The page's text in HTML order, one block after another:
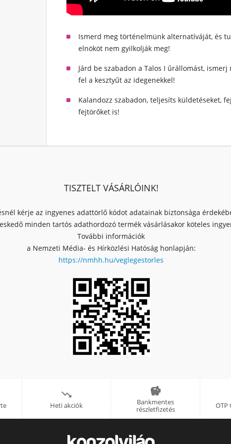
Ismerd meg történelmünk alternatíváját, és
elnököt nem gyilkolják meg!
Járd be szabadon a Talos I űrállomást,
fel a kesztyűt az idegenekkel!
Kalandozz szabadon, teljesíts küldetéseket,
fejtörőket is!
TISZTELT VÁSÁRLÓINK!
kérje az ingyenes adattörlő kódot adatainak biztonsága
minden tartós adathordozó termék vásárlásakor köteles
További információk
a Nemzeti Média- és Hírközlési Hatóság honlapján:
https://nmhh.hu/veglegestorles

Heti akciók

Bankmentes
részletfizetés
OTP